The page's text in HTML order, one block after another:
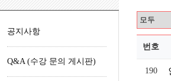
신재생에너지발전설비
일반기계
가스
철도신호기사
신재생에너지발전설
가스
공조냉동기계
번호
190
공지사항
Q&A (수강 문의 게시판)